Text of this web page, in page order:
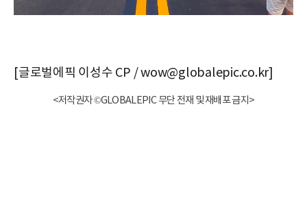
[글로벌에픽 이성수 CP / wow@globalepic.co.kr]
<저작권자 ©GLOBALEPIC 무단 전재 및 재배포 금지>